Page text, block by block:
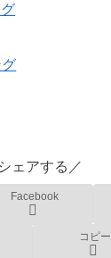
ェアする／
Facebook
コピー